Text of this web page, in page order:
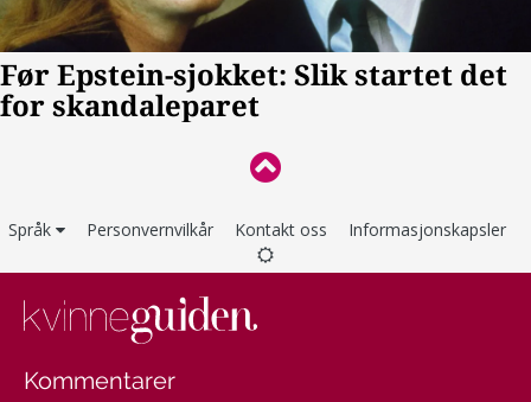
Språk Personvernvilkår Kontakt oss Informasjonskapsler
Kommentarer